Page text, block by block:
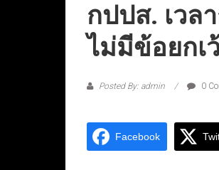
กปปส. เวล
ไม่มีข้อยกเ
Posted By: admin 0
Facebook